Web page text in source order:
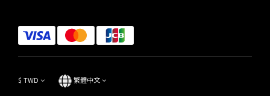
$ TWD 繁體中文